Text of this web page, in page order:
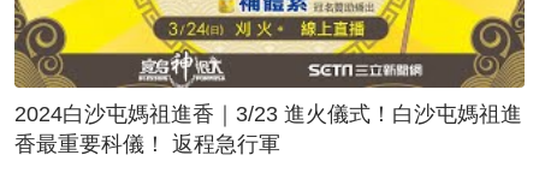
2024白沙屯媽祖進香｜3/23 進火儀式！白沙屯媽祖進
香最重要科儀！ 返程急行軍